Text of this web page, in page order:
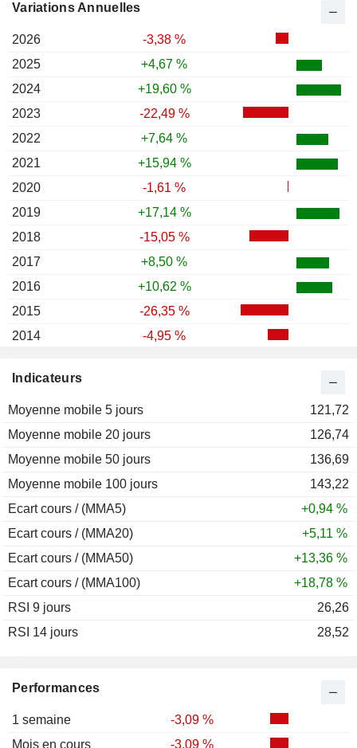
Performances
1 semaine
-3,09 %
Mois en cours
-3,09 %
Indicateurs
Moyenne mobile 5 jours
121,72
Moyenne mobile 20 jours
126,74
Moyenne mobile 50 jours
136,69
Moyenne mobile 100 jours
143,22
Ecart cours / (MMA5)
+0,94 %
Ecart cours / (MMA20)
+5,11 %
Ecart cours / (MMA50)
+13,36 %
Ecart cours / (MMA100)
+18,78 %
RSI 9 jours
26,26
RSI 14 jours
28,52
Variations Annuelles
2026
-3,38 %
2025
+4,67 %
2024
+19,60 %
2023
-22,49 %
2022
+7,64 %
2021
+15,94 %
2020
-1,61 %
2019
+17,14 %
2018
-15,05 %
2017
+8,50 %
2016
+10,62 %
2015
-26,35 %
2014
-4,95 %
2012
2011
+5,71 %
2010
+21,57 %
2009
+7,76 %
2008
+5,18 %